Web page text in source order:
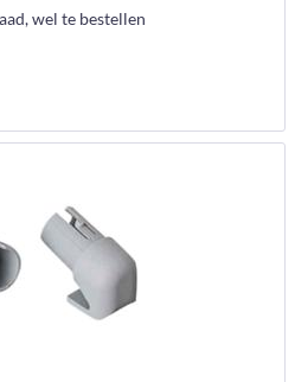
wel te bestellen